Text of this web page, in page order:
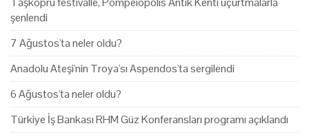
şenlendi
7 Ağustos'ta neler oldu?
Anadolu Ateşi'nin Troya'sı Aspendos'ta sergilendi
6 Ağustos'ta neler oldu?
Türkiye İş Bankası RHM Güz Konferansları programı açıklandı